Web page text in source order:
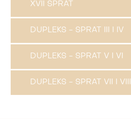
XVII SPRAT
DUPLEKS - SPRAT III I IV
DUPLEKS - SPRAT V I VI
DUPLEKS - SPRAT VII I VIII